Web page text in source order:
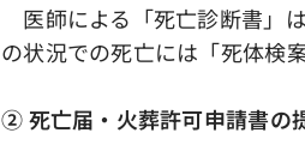
医師による「死亡診断書」
の状況での死亡には「死体検
➁ 死亡届・火葬許可申請書の